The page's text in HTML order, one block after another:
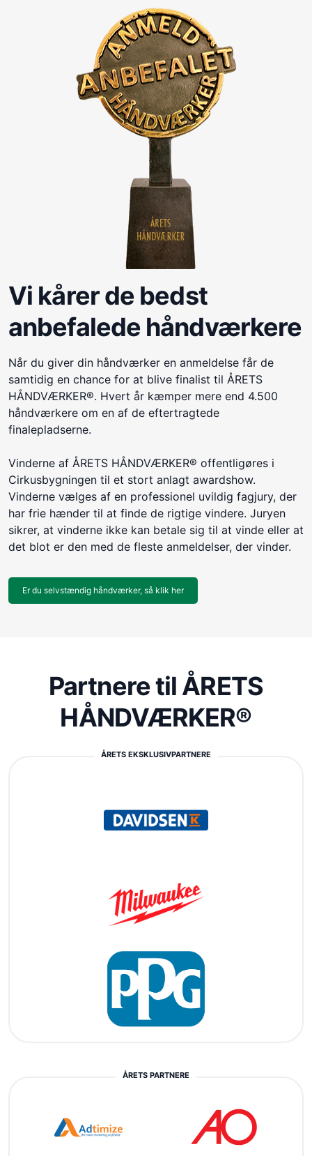
Vi kårer de bedst
anbefalede håndværkere
Når du giver din håndværker en anmeldelse får de
samtidig en chance for at blive finalist til ÅRETS
HÅNDVÆRKER®. Hvert år kæmper mere end 4.500
håndværkere om en af de eftertragtede
finalepladserne.
Vinderne af ÅRETS HÅNDVÆRKER® offentligøres i
Cirkusbygningen til et stort anlagt awardshow.
Vinderne vælges af en professionel uvildig fagjury, der
har frie hænder til at finde de rigtige vindere. Juryen
sikrer, at vinderne ikke kan betale sig til at vinde eller at
det blot er den med de fleste anmeldelser, der vinder.
Er du selvstændig håndværker, så klik her
Partnere til ÅRETS
HÅNDVÆRKER®
ÅRETS EKSKLUSIVPARTNERE
ÅRETS PARTNERE